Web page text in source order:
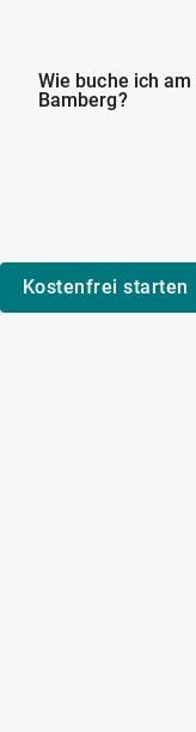
Wie buche ich
Bamberg?
Kostenfrei starten